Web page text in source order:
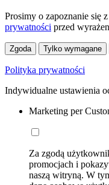
Prosimy o zapoznanie się
prywatności przed
Zgoda Tylko wymagane
Polityka prywatności
Indywidualne ustawienia
Marketing per
Za zgodą
promocjach i
naszą witryną. W